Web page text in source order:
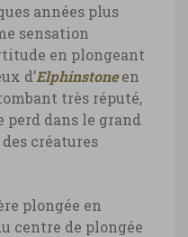
années plus
sensation
en plongeant
d’Elphinstoneen
très réputé,
perd dans le grand
créatures
plongée en
centre de plongée